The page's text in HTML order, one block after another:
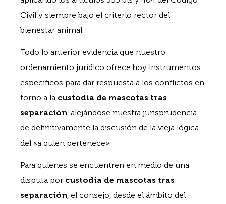
Civil y siempre bajo el criterio rector del
bienestar animal.
Todo lo anterior evidencia que nuestro
ordenamiento jurídico ofrece hoy instrumentos
específicos para dar respuesta a los conflictos en
torno a la custodia de mascotas tras
separación, alejándose nuestra jurisprudencia
de definitivamente la discusión de la vieja lógica
del «a quién pertenece».
Para quienes se encuentren en medio de una
disputa por custodia de mascotas tras
separación, el consejo, desde el ámbito del